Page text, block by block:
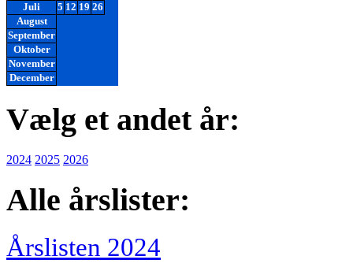
Juli
5 12 19 26
August
September
Oktober
November
December
Vælg et andet år:
2024 2025 2026
Alle årslister:
Årslisten 2024